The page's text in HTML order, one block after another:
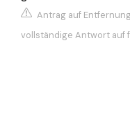
Antrag auf
vollständige Antwort auf